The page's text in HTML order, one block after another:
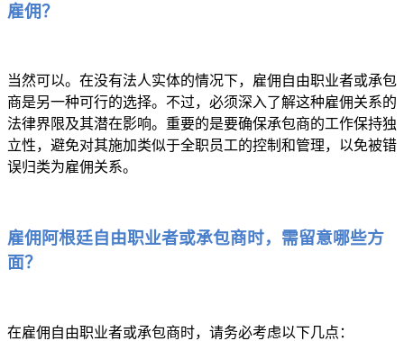
雇佣？
当然可以。在没有法人实体的情况下，雇佣自由职业者或承包
商是另一种可行的选择。不过，必须深入了解这种雇佣关系的
法律界限及其潜在影响。重要的是要确保承包商的工作保持独
立性，避免对其施加类似于全职员工的控制和管理，以免被错
误归类为雇佣关系。
雇佣阿根廷自由职业者或承包商时，需留意哪些方
面？
在雇佣自由职业者或承包商时，请务必考虑以下几点：